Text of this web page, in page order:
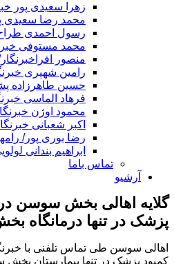
زهرا سعیدی پور
محمد رضا سعیدی
رسول احمدی
محمد مستوفی
منصور
رامین شهپری
حسین طاهرزاده
فرهاد الماسی
محمود اوژن
اکبر شعبانی
رضا بوری پور/
ابراهیم بندانی
تماس باما
آرشیو
گلایه اهالی بخش سوسن
پزشک در تنها درمانگاه
اهالی سوسن طی تماس تلفنی با
کمبود پزشک در تنها بیمارستان